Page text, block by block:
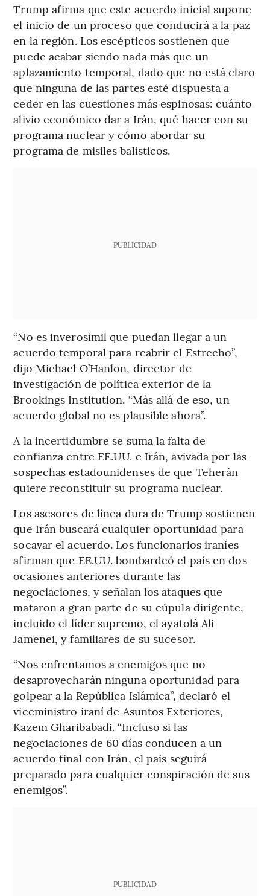
Trump afirma que este acuerdo inicial supone
el inicio de un proceso que conducirá a la paz
en la región. Los escépticos sostienen que
puede acabar siendo nada más que un
aplazamiento temporal, dado que no está claro
que ninguna de las partes esté dispuesta a
ceder en las cuestiones más espinosas: cuánto
alivio económico dar a Irán, qué hacer con su
programa nuclear y cómo abordar su
programa de misiles balísticos.
PUBLICIDAD
“No es inverosímil que puedan llegar a un
acuerdo temporal para reabrir el Estrecho”,
dijo Michael O’Hanlon, director de
investigación de política exterior de la
Brookings Institution. “Más allá de eso, un
acuerdo global no es plausible ahora”.
A la incertidumbre se suma la falta de
confianza entre EE.UU. e Irán, avivada por las
sospechas estadounidenses de que Teherán
quiere reconstituir su programa nuclear.
Los asesores de línea dura de Trump sostienen
que Irán buscará cualquier oportunidad para
socavar el acuerdo. Los funcionarios iraníes
afirman que EE.UU. bombardeó el país en dos
ocasiones anteriores durante las
negociaciones, y señalan los ataques que
mataron a gran parte de su cúpula dirigente,
incluido el líder supremo, el ayatolá Ali
Jamenei, y familiares de su sucesor.
“Nos enfrentamos a enemigos que no
desaprovecharán ninguna oportunidad para
golpear a la República Islámica”, declaró el
viceministro iraní de Asuntos Exteriores,
Kazem Gharibabadi. “Incluso si las
negociaciones de 60 días conducen a un
acuerdo final con Irán, el país seguirá
preparado para cualquier conspiración de sus
enemigos”.
PUBLICIDAD